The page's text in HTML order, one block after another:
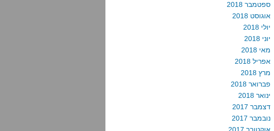
ספטמבר 2018
אוגוסט 2018
יולי 2018
יוני 2018
מאי 2018
אפריל 2018
מרץ 2018
פברואר 2018
ינואר 2018
דצמבר 2017
נובמבר 2017